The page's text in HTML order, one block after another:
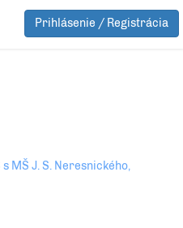
Prihlásenie / Registrácia
MŠ J. S. Neresnického,